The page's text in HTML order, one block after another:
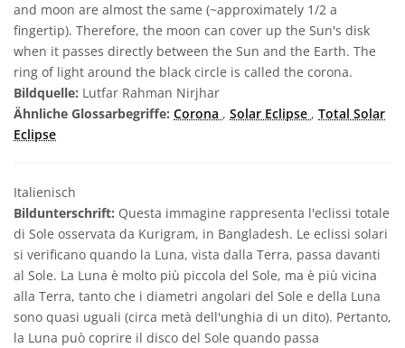
and moon are almost the same (~approximately 1/2 a
fingertip). Therefore, the moon can cover up the Sun's disk
when it passes directly between the Sun and the Earth. The
ring of light around the black circle is called the corona.
Bildquelle: Lutfar Rahman Nirjhar
Ähnliche Glossarbegriffe: Corona , Solar Eclipse , Total Solar
Eclipse
Italienisch
Bildunterschrift: Questa immagine rappresenta l'eclissi totale
di Sole osservata da Kurigram, in Bangladesh. Le eclissi solari
si verificano quando la Luna, vista dalla Terra, passa davanti
al Sole. La Luna è molto più piccola del Sole, ma è più vicina
alla Terra, tanto che i diametri angolari del Sole e della Luna
sono quasi uguali (circa metà dell'unghia di un dito). Pertanto,
la Luna può coprire il disco del Sole quando passa